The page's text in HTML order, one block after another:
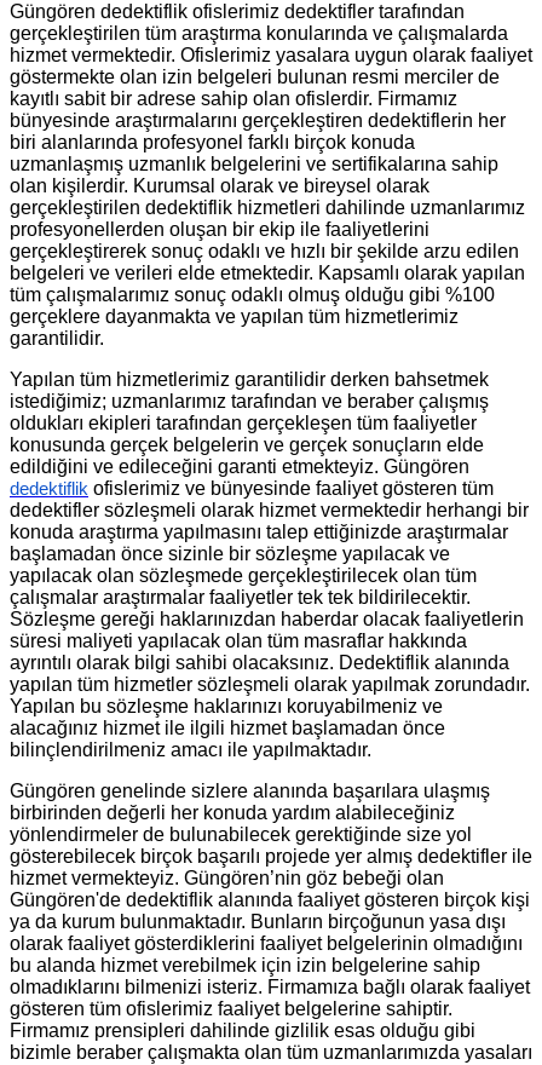
Güngören dedektiflik ofislerimiz dedektifler tarafından
gerçekleştirilen tüm araştırma konularında ve çalışmalarda
hizmet vermektedir. Ofislerimiz yasalara uygun olarak faaliyet
göstermekte olan izin belgeleri bulunan resmi merciler de
kayıtlı sabit bir adrese sahip olan ofislerdir. Firmamız
bünyesinde araştırmalarını gerçekleştiren dedektiflerin her
biri alanlarında profesyonel farklı birçok konuda
uzmanlaşmış uzmanlık belgelerini ve sertifikalarına sahip
olan kişilerdir. Kurumsal olarak ve bireysel olarak
gerçekleştirilen dedektiflik hizmetleri dahilinde uzmanlarımız
profesyonellerden oluşan bir ekip ile faaliyetlerini
gerçekleştirerek sonuç odaklı ve hızlı bir şekilde arzu edilen
belgeleri ve verileri elde etmektedir. Kapsamlı olarak yapılan
tüm çalışmalarımız sonuç odaklı olmuş olduğu gibi %100
gerçeklere dayanmakta ve yapılan tüm hizmetlerimiz
garantilidir.
Yapılan tüm hizmetlerimiz garantilidir derken bahsetmek
istediğimiz; uzmanlarımız tarafından ve beraber çalışmış
oldukları ekipleri tarafından gerçekleşen tüm faaliyetler
konusunda gerçek belgelerin ve gerçek sonuçların elde
edildiğini ve edileceğini garanti etmekteyiz. Güngören
dedektiflik ofislerimiz ve bünyesinde faaliyet gösteren tüm
dedektifler sözleşmeli olarak hizmet vermektedir herhangi bir
konuda araştırma yapılmasını talep ettiğinizde araştırmalar
başlamadan önce sizinle bir sözleşme yapılacak ve
yapılacak olan sözleşmede gerçekleştirilecek olan tüm
çalışmalar araştırmalar faaliyetler tek tek bildirilecektir.
Sözleşme gereği haklarınızdan haberdar olacak faaliyetlerin
süresi maliyeti yapılacak olan tüm masraflar hakkında
ayrıntılı olarak bilgi sahibi olacaksınız. Dedektiflik alanında
yapılan tüm hizmetler sözleşmeli olarak yapılmak zorundadır.
Yapılan bu sözleşme haklarınızı koruyabilmeniz ve
alacağınız hizmet ile ilgili hizmet başlamadan önce
bilinçlendirilmeniz amacı ile yapılmaktadır.
Güngören genelinde sizlere alanında başarılara ulaşmış
birbirinden değerli her konuda yardım alabileceğiniz
yönlendirmeler de bulunabilecek gerektiğinde size yol
gösterebilecek birçok başarılı projede yer almış dedektifler ile
hizmet vermekteyiz. Güngören’nin göz bebeği olan
Güngören'de dedektiflik alanında faaliyet gösteren birçok kişi
ya da kurum bulunmaktadır. Bunların birçoğunun yasa dışı
olarak faaliyet gösterdiklerini faaliyet belgelerinin olmadığını
bu alanda hizmet verebilmek için izin belgelerine sahip
olmadıklarını bilmenizi isteriz. Firmamıza bağlı olarak faaliyet
gösteren tüm ofislerimiz faaliyet belgelerine sahiptir.
Firmamız prensipleri dahilinde gizlilik esas olduğu gibi
bizimle beraber çalışmakta olan tüm uzmanlarımızda yasaları